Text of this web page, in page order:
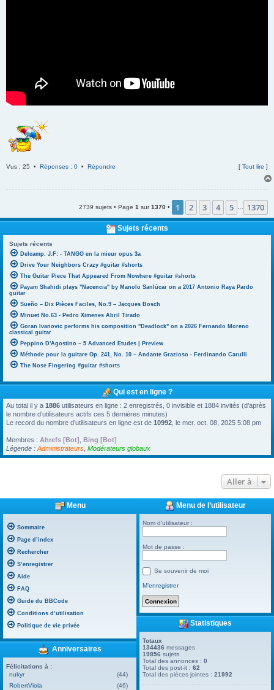
Vus : 25 • Réponses : 0 • Répondre [ Tout lire ]
2739 sujets • Page 1 sur1370 • 1 2 3 4 5 1370
Sujets récents
Sujets récents
Delcamp. J.F: - TANGO en la mieur opus 3a
Drive Your Neighbors Crazy #guitar #shorts
The Guitar Piece That Appeared From Nowhere #guitar #shorts
Payam Shahidi plays "Nacencia" by Manolo Sanlúcar on a 2017 Antonio Raya Pardo
guitar
Sueño – Dix Pièces Faciles, No.9 – Jacques Bosch
Minuet No.63 - Pedro Ximenes Abril Tirado
Goran Ivanovic performs his composition "Deadlock" on a 2026 Fernando Moreno
classical guitar
Peppino D'Agostino – 5 Advanced Etudes | Preview
Méthode pour la guitare Op. 241, No. 10 – Andante Grazioso - Ferdinando Carulli
The Nose Fingering #guitar #shorts
Qui est en ligne ?
Au total il y a 1886 utilisateurs en ligne : 2 enregistrés, 0 invisible et 1884 invités (d’après
le nombre d’utilisateurs actifs ces 5 dernières minutes)
Le record du nombre d’utilisateurs en ligne est de 10992 , le mer. oct. 08, 2025 5:08 pm
Membres : Ahrefs [Bot] Bing [Bot]
Légende : Administrateurs Modérateurs globaux
Aller à
Menu
Sommaire
Page d’index
Rechercher
S’enregistrer
Aide
FAQ
Guide du BBCode
Conditions d’utilisation
Politique de vie privée
Anniversaires
Félicitations à :
nukyr
(44)
RobertViola
(46)
Menu de l’utilisateur
Nom d’utilisateur :
Mot de passe :
Se souvenir de moi
M’enregistrer
Statistiques
Totaux
134436 messages
19856 sujets
Total des annonces :0
Total des post-it :62
Total des pièces jointes :21992